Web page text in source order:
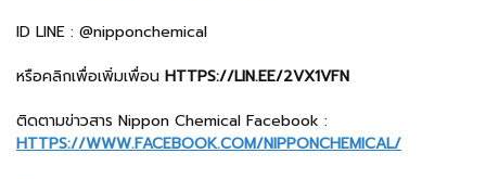
ID LINE : @nipponchemical
หรือคลิกเพื่อเพิ่มเพื่อน HTTPS://LIN.EE/2VX1VFN
ติดตามข่าวสาร Nippon Chemical Facebook :
HTTPS://WWW.FACEBOOK.COM/NIPPONCHEMICAL/